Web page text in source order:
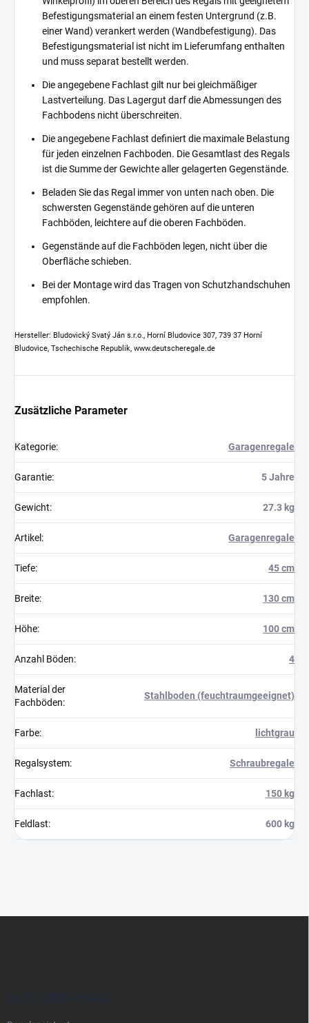
Befestigungsmaterial an einem festen Untergrund (z.B.
einer Wand) verankert werden (Wandbefestigung). Das
Befestigungsmaterial ist nicht im Lieferumfang enthalten
und muss separat bestellt werden.
Die angegebene Fachlast gilt nur bei gleichmäßiger
Lastverteilung. Das Lagergut darf die Abmessungen des
Fachbodens nicht überschreiten.
Die angegebene Fachlast definiert die maximale Belastung
für jeden einzelnen Fachboden. Die Gesamtlast des Regals
ist die Summe der Gewichte aller gelagerten Gegenstände.
Beladen Sie das Regal immer von unten nach oben. Die
schwersten Gegenstände gehören auf die unteren
Fachböden, leichtere auf die oberen Fachböden.
Gegenstände auf die Fachböden legen, nicht über die
Oberfläche schieben.
Bei der Montage wird das Tragen von Schutzhandschuhen
empfohlen.
Hersteller: Bludovický Svatý Ján s.r.o., Horní Bludovice 307, 739 37 Horní
Bludovice, Tschechische Republik, www.deutscheregale.de
Zusätzliche Parameter
Kategorie: Garagenregale
Garantie: 5 Jahre
Gewicht: 27.3 kg
Artikel : Garagenregale
Tiefe: 45 cm
Breite: 130 cm
Höhe: 100 cm
Anzahl Böden: 4
Material der
Fachböden:
Stahlboden (feuchtraumgeeignet)
Farbe: lichtgrau
Regalsystem: Schraubregale
Fachlast: 150 kg
Feldlast: 600 kg
ALLES ÜBER REGALE